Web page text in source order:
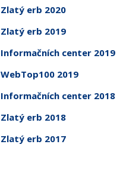
Zlatý erb 2020
Zlatý erb 2019
Informačních center 2019
WebTop100 2019
Informačních center 2018
Zlatý erb 2018
Zlatý erb 2017